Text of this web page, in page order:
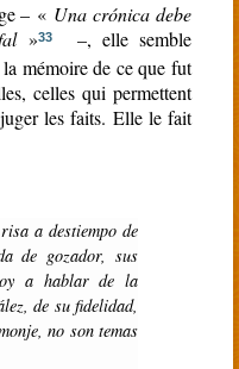
– « Una crónica debe
»33
–, elle semble
mémoire de ce que fut
celles qui permettent
les faits. Elle le fait
de gozador, sus
a hablar de la
de su fidelidad,
no son temas